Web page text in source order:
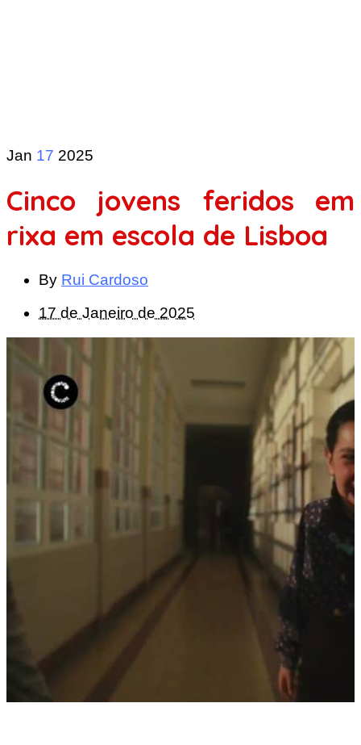
Jan 17 2025
Cinco jovens feridos em
rixa em escola de Lisboa
By Rui Cardoso
17 de Janeiro de 2025